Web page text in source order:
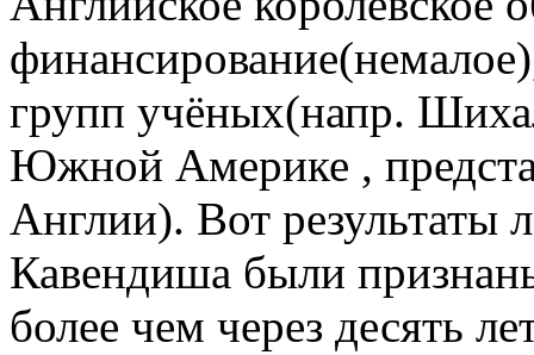
групп учёных(напр.
Южной Америке ,
Англии). Вот результаты
Кавендиша были
более чем через десять